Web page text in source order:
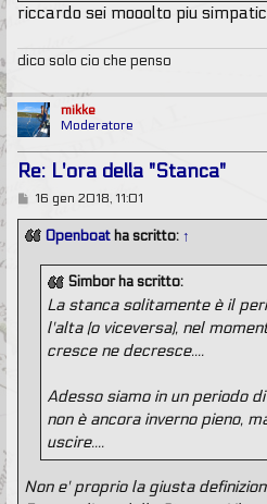
riccardo sei mooolto piu
dico solo cio che penso
mikke
Moderatore
Re: L'ora della "Stanca"
M
s
s
16 gen 2018, 11:01
Openboat ha scritto: ↑
Simbor ha scritto:
La stanca solitamente è il
l'alta (o viceversa), nel
cresce ne decresce....
Adesso siamo in un periodo
non è ancora inverno pieno,
uscire....
Non e' proprio la giusta